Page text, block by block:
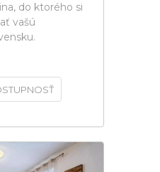
do ktorého si
vašú